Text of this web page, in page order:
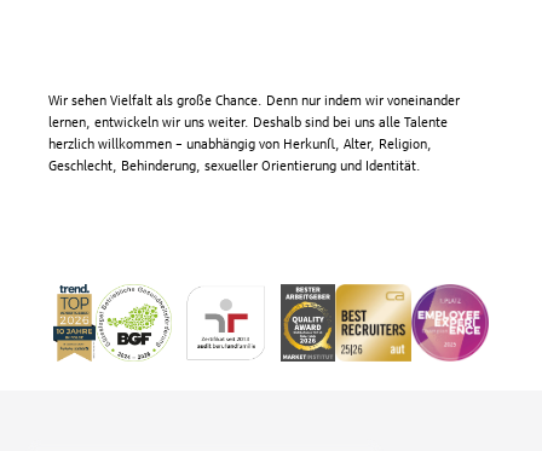
Wir sehen Vielfalt als große Chance. Denn nur indem wir voneinander
lernen, entwickeln wir uns weiter. Deshalb sind bei uns alle Talente
herzlich willkommen – unabhängig von Herkunft, Alter, Religion,
Geschlecht, Behinderung, sexueller Orientierung und Identität.